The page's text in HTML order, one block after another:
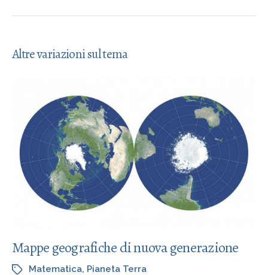
Altre variazioni sul tema
Mappe geografiche di nuova generazione
Matematica, Pianeta Terra